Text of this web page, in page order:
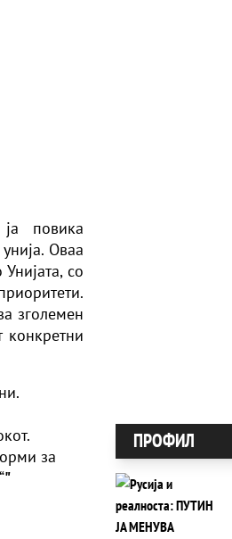
повика
Оваа
со
зголемен
за
"
ПРОФИЛ